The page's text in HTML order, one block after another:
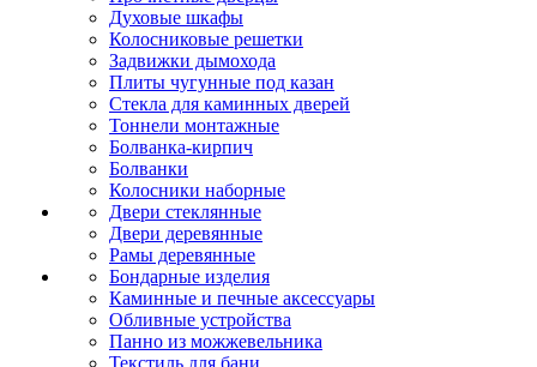
Духовые шкафы
Колосниковые решетки
Задвижки дымохода
Плиты чугунные под казан
Стекла для каминных дверей
Тоннели монтажные
Болванка-кирпич
Болванки
Колосники наборные
Двери стеклянные
Двери деревянные
Рамы деревянные
Бондарные изделия
Каминные и печные аксессуары
Обливные устройства
Панно из можжевельника
Текстиль для бани